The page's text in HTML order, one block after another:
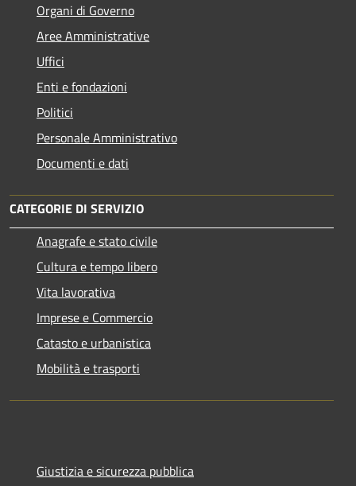
Organi di Governo
Aree Amministrative
Uffici
Enti e fondazioni
Politici
Personale Amministrativo
Documenti e dati
CATEGORIE DI SERVIZIO
Anagrafe e stato civile
Cultura e tempo libero
Vita lavorativa
Imprese e Commercio
Catasto e urbanistica
Mobilità e trasporti
Giustizia e sicurezza pubblica